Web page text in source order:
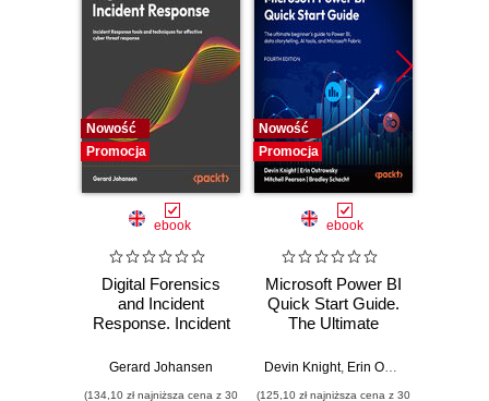
Nowość
Promocja
ebook
Digital Forensics
and Incident
Response. Incident
and techniques for
Gerard Johansen
(134,10 zł najniższa cena z 30
Nowość
Promocja
ebook
Microsoft Power BI
Quick Start Guide.
The Ultimate
to Power BI, Data
Devin Knight, Erin Ostrowsky
(125,10 zł najniższa cena z 30